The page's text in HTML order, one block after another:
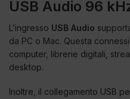
USB Audio 96
L’ingresso USB Audio
da PC o Mac. Questa
computer, librerie digitali,
desktop.
Inoltre, il collegamento USB